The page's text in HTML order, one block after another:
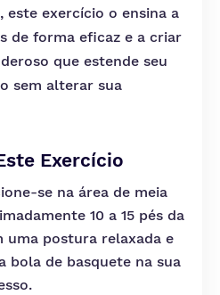
este exercício o ensina a
de forma eficaz e a criar
que estende seu
sem alterar sua
Exercício
se na área de meia
10 a 15 pés da
uma postura relaxada e
bola de basquete na sua